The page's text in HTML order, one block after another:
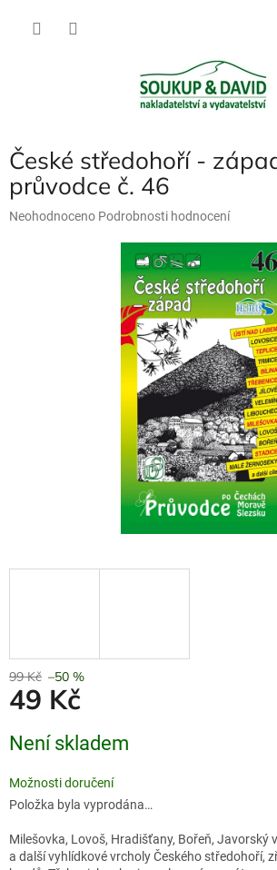
České středohoří -
průvodce č. 46
Průměrné
Neohodnoceno Podrobnosti hodnocení
99 Kč –50 %
49 Kč
cena:
Není skladem
Možnosti doručení
Položka byla vyprodána…
Milešovka, Lovoš, Hradišťany, Bořeň, Javorský
a další vyhlídkové vrcholy Českého středohoří,